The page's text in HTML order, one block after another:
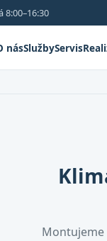
8:00–16:30
násSlužbyServis